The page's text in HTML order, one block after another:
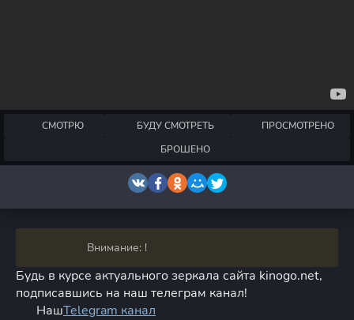
СМОТРЮ БУДУ СМОТРЕТЬ
ПРОСМОТРЕНО
БРОШЕНО
Внимание: !
Будь в курсе актуального зеркала сайта kinogo.net,
подписавшись на наш телеграм канал!
НашTelegram канал